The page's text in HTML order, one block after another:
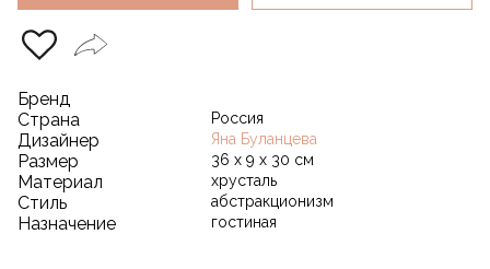
Бренд
Страна
Россия
Дизайнер Яна Буланцева
Размер 36 х 9 х 30 см
Материал хрусталь
Стиль абстракционизм
Назначение гостиная